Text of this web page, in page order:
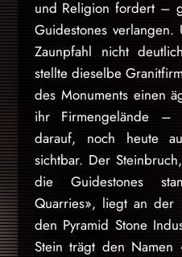
und Religion fordert –
Guidestones
Zaunpfahl nicht
stellte dieselbe
des Monuments einen
ihr Firmengelände –
darauf, noch heute
sichtbar. Der
die Guidestones
Quarries», liegt an der
den Pyramid Stone
Stein trägt den Namen